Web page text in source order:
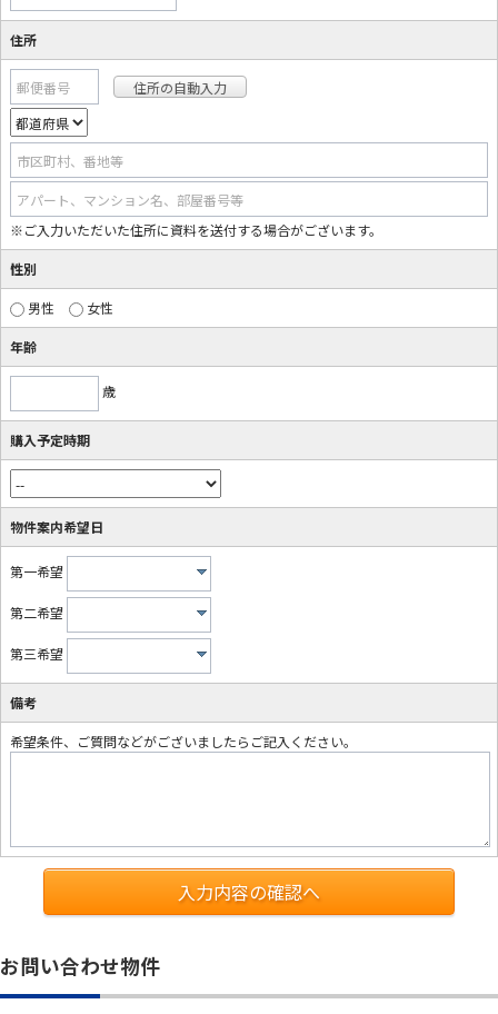
住所
郵便番号
市区町村、番地等
アパート、マンション名、部屋番号等
※ご入力いただいた住所に資料を送付する場合がございます。
性別
男性 女性
年齢
歳
購入予定時期
物件案内希望日
第一希望
第二希望
第三希望
備考
希望条件、ご質問などがございましたらご記入ください。
入力内容の確認へ
お問い合わせ物件